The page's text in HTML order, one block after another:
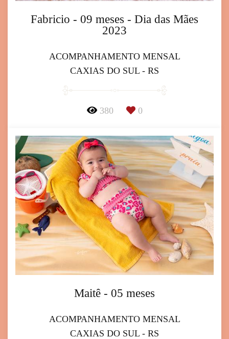
Fabricio - 09 meses - Dia das Mães
2023
ACOMPANHAMENTO MENSAL
CAXIAS DO SUL - RS
380 0
Maitê - 05 meses
ACOMPANHAMENTO MENSAL
CAXIAS DO SUL - RS